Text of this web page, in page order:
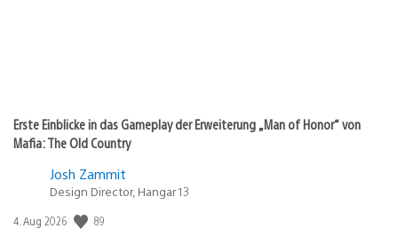
Erste Einblicke in das Gameplay der Erweiterung „Man of Honor“ von
Mafia: The Old Country
Josh Zammit
Design Director, Hangar 13
Veröffentlichungsdatum:
4. Aug 2026 89